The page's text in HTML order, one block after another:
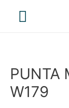
Menú
PUNTA
W179